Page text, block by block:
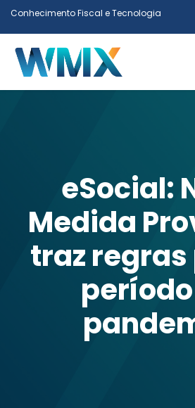
Conhecimento Fiscal e Tecnologia
eSocial:
Medida
traz regras